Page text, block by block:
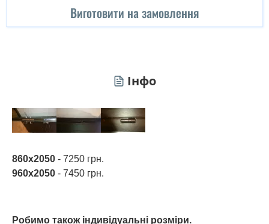
Виготовити на замовлення
Інфо
860х2050 - 7250 грн.
960х2050 - 7450 грн.
Робимо також індивідуальні розміри.